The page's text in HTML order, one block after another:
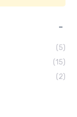
(5)
(15)
(2)